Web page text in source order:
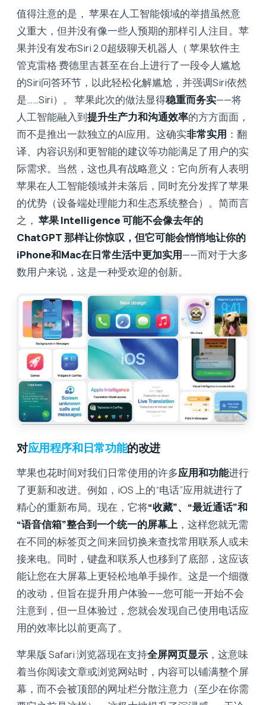
值得注意的是， 苹果在人工智能领域的举措虽然意
义重大，但并没有像一些人预期的那样引人注目。苹
果并没有发布Siri 2.0超级聊天机器人（ 苹果软件主
管克雷格·费德里吉甚至在台上进行了一段令人尴尬
的Siri问答环节，以此轻松化解尴尬，并强调Siri依然
是……Siri）。 苹果此次的做法显得稳重而务实——将
人工智能融入到提升生产力和沟通效率的方方面面，
而不是推出一款独立的AI应用。这确实非常实用 ：翻
译、内容识别和更智能的建议等功能满足了用户的实
际需求。当然，这也具有战略意义：它向所有人表明
苹果在人工智能领域并未落后，同时充分发挥了苹果
的优势（设备端处理能力和生态系统整合）。简而言
之， 苹果 Intelligence 可能不会像去年的
ChatGPT 那样让你惊叹，但它可能会悄悄地让你的
iPhone和Mac在日常生活中更加实用——而对于大多
数用户来说，这是一种受欢迎的创新。
对应用程序和日常功能的改进
苹果也花时间对我们日常使用的许多应用和功能进行
了更新和改进。例如，iOS 上的“电话”应用就进行了
精心的重新布局。现在，它将“收藏”、“最近通话”和
“语音信箱”整合到一个统一的屏幕上 ，这样您就无需
在不同的标签页之间来回切换来查找常用联系人或未
接来电。同时，键盘和联系人也移到了底部，这应该
能让您在大屏幕上更轻松地单手操作。这是一个细微
的改动，但旨在提升用户体验——您可能一开始不会
注意到，但一旦体验过，您就会发现自己使用电话应
用的效率比以前更高了。
苹果版 Safari 浏览器现在支持全屏网页显示 ，这意味
着当你阅读文章或浏览网站时，内容可以铺满整个屏
幕，而不会被顶部的网址栏分散注意力（至少在你需